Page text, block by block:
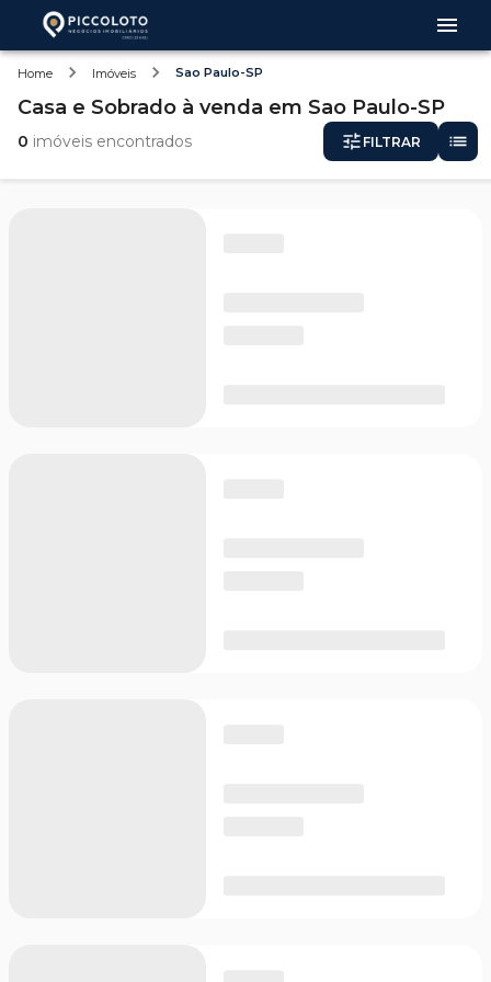
Home Imóveis Sao Paulo-SP
Casa e Sobrado à venda em Sao Paulo-SP
0 imóveis encontrados FILTRAR